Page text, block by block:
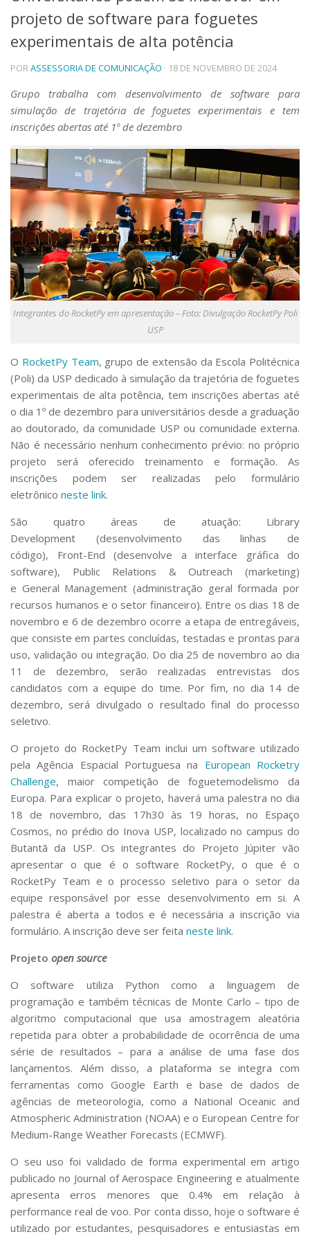
Telefones e Mapas
Pessoas
Ensino
Graduação
Educação a distância
Cursos de Extensão
Pesquisa e Inovação
Linhas de Pesquisa
Centros, Núcleos e Projetos em Rede
Pós-doutorado
Iniciação Científica
Transferência de Tecnologia
Empresas Juniores
Extensão à Comunidade
Projetos, Programas e Cursos
Artes, Cultura e Esportes
Museus e Espaços Interativos
Serviços
Segurança, Trânsito e Prevenção
RH, Administrativo e Financeiro
Outros serviços
Comunicação
Assessorias e Mídias
Aplicativos e Sites
Jornal da USP
Agenda de Eventos
Defesa de Teses
projeto de software para foguetes
experimentais de alta potência
PORASSESSORIA DE COMUNICAÇÃO · 18 DE NOVEMBRO DE 2024
Grupo trabalha com desenvolvimento de software para
simulação de trajetória de foguetes experimentais e tem
inscrições abertas até 1º de dezembro
Integrantes do RocketPy em apresentação – Foto: Divulgação RocketPy Poli
USP
O RocketPy Team, grupo de extensão da Escola Politécnica
(Poli) da USP dedicado à simulação da trajetória de foguetes
experimentais de alta potência, tem inscrições abertas até
o dia 1º de dezembro para universitários desde a graduação
ao doutorado, da comunidade USP ou comunidade externa.
Não é necessário nenhum conhecimento prévio: no próprio
projeto será oferecido treinamento e formação. As
inscrições podem ser realizadas pelo formulário
eletrônico neste link.
São quatro áreas de atuação: Library
Development (desenvolvimento das linhas de
código), Front-End (desenvolve a interface gráfica do
software), Public Relations & Outreach(marketing)
e General Management (administração geral formada por
recursos humanos e o setor financeiro). Entre os dias 18 de
novembro e 6 de dezembro ocorre a etapa de entregáveis,
que consiste em partes concluídas, testadas e prontas para
uso, validação ou integração. Do dia 25 de novembro ao dia
11 de dezembro, serão realizadas entrevistas dos
candidatos com a equipe do time. Por fim, no dia 14 de
dezembro, será divulgado o resultado final do processo
seletivo.
O projeto do RocketPy Team inclui um software utilizado
pela Agência Espacial Portuguesa na European Rocketry
Challenge, maior competição de foguetemodelismo da
Europa. Para explicar o projeto, haverá uma palestra no dia
18 de novembro, das 17h30 às 19 horas, no Espaço
Cosmos, no prédio do Inova USP, localizado no campus do
Butantã da USP. Os integrantes do Projeto Júpiter vão
apresentar o que é o software RocketPy, o que é o
RocketPy Team e o processo seletivo para o setor da
equipe responsável por esse desenvolvimento em si. A
palestra é aberta a todos e é necessária a inscrição via
formulário. A inscrição deve ser feita neste link.
Projeto open source
O software utiliza Python como a linguagem de
programação e também técnicas de Monte Carlo – tipo de
algoritmo computacional que usa amostragem aleatória
repetida para obter a probabilidade de ocorrência de uma
série de resultados – para a análise de uma fase dos
lançamentos. Além disso, a plataforma se integra com
ferramentas como Google Earth e base de dados de
agências de meteorologia, como a National Oceanic and
Atmospheric Administration (NOAA) e o European Centre for
Medium-Range Weather Forecasts (ECMWF).
O seu uso foi validado de forma experimental em artigo
publicado no Journal of Aerospace Engineering e atualmente
apresenta erros menores que 0.4% em relação à
performance real de voo. Por conta disso, hoje o software é
utilizado por estudantes, pesquisadores e entusiastas em